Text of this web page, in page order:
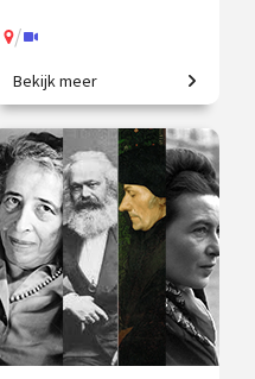
/
Het colloquium
kunstgeschiedenis, in één
jaar. Een uitgebreid
chronologisch overzicht.
€ 1225.00
vanaf 23
sep.
/ Op locatie of online
Bekijk meer